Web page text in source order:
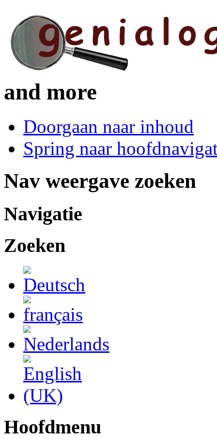
and more
Doorgaan naar inhoud
Spring naar
Nav weergave zoeken
Navigatie
Zoeken
Hoofdmenu